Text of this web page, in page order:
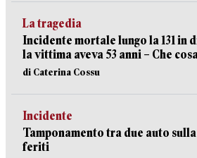
La tragedia
Incidente mortale lungo la 131 in
la vittima aveva 53 anni – Che
di Caterina Cossu
Incidente
Tamponamento tra due auto sulla
feriti